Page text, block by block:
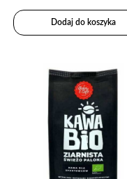
Dodaj do koszyka